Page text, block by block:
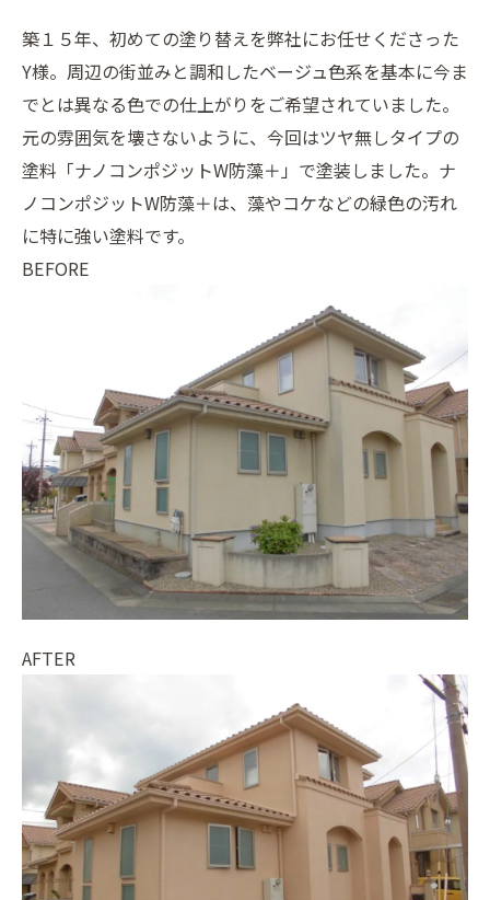
築１５年、初めての塗り替えを弊社にお任せくださった
Y様。周辺の街並みと調和したベージュ色系を基本に今ま
でとは異なる色での仕上がりをご希望されていました。
元の雰囲気を壊さないように、今回はツヤ無しタイプの
塗料「ナノコンポジットW防藻＋」で塗装しました。ナ
ノコンポジットW防藻＋は、藻やコケなどの緑色の汚れ
に特に強い塗料です。
BEFORE
AFTER